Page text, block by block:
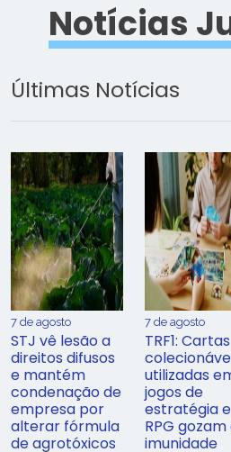
Notícias
Últimas Notícias
7 de agosto
STJ vê lesão a
direitos difusos
e mantém
condenação de
empresa por
alterar fórmula
de agrotóxicos
7 de agosto
TRF1: Cartas
utilizadas
jogos de
estratégia e
RPG gozam
imunidade